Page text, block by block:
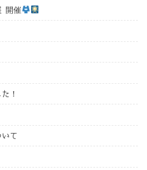
開催
！
て